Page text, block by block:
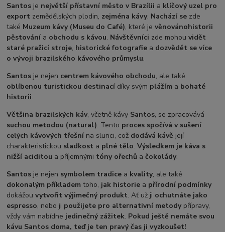
Santos je největší přístavní město v Brazílii a klíčový uzel pro
export zemědělských plodin, zejména kávy. Nachází se zde
také Muzeum kávy (Museu do Café), které jevěnovánohistorii
pěstování a obchodu s kávou. Návštěvníci zde mohouvidět
staré pražicí stroje, historické fotografie a dozvědět se více
o vývoji brazilského kávového průmyslu.
Santos je nejen centrem kávového obchodu, ale také
oblíbenou turistickou destinací díky svým plážím a bohaté
historii.
Většina brazilských káv, včetně kávy Santos, se zpracovává
suchou metodou (natural). Tento proces spočívá v sušení
celých kávových třešní na slunci, což dodává kávě její
charakteristickou sladkost a plné tělo.Výsledkem je káva s
nižší aciditou a příjemnými tóny ořechů ačokolády.
Santos je nejen symbolem tradice a kvality, ale také
dokonalým příkladem toho, jak historie a přírodní podmínky
dokážouvytvořit výjimečný produkt. Ať už ji ochutnáte jako
espresso, nebo ji použijete pro alternativní metodypřípravy,
vždy vám nabídne jedinečný zážitek. Pokud ještě nemáte svou
kávu Santos doma, teď je ten pravý čas ji vyzkoušet!